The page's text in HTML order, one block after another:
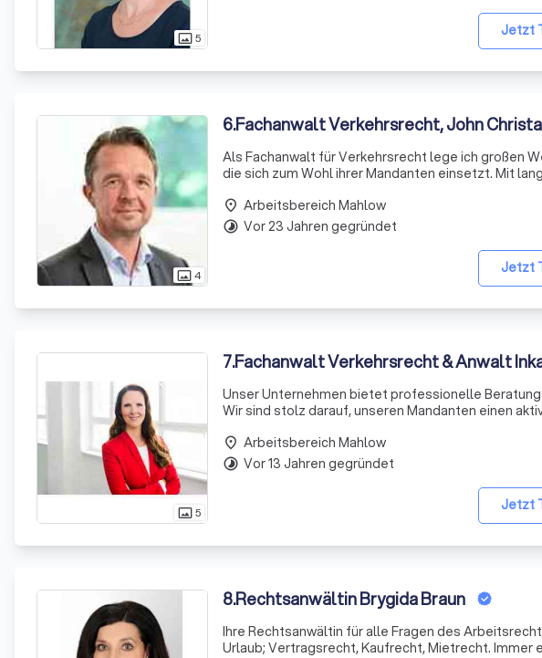
photo_size_select_actual5 Jetzt
photo_size_select_actual4
6.Fachanwalt Verkehrsrecht, John
Als Fachanwalt für Verkehrsrecht lege ich großen
die sich zum Wohl ihrer Mandanten einsetzt. Mit
Jetzt
place Arbeitsbereich Mahlow
timelapse Vor 23 Jahren gegründet
photo_size_select_actual5
7.Fachanwalt Verkehrsrecht & Anwalt
Unser Unternehmen bietet professionelle
Wir sind stolz darauf, unseren Mandanten einen
Jetzt
place Arbeitsbereich Mahlow
timelapse Vor 13 Jahren gegründet
8.Rechtsanwältin Brygida Braun
Ihre Rechtsanwältin für alle Fragen des
Urlaub; Vertragsrecht, Kaufrecht, Mietrecht. Immer